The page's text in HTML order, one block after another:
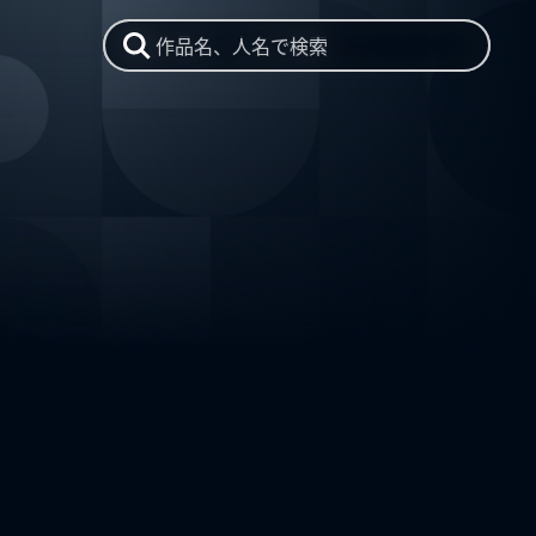
作品名、人名で検索